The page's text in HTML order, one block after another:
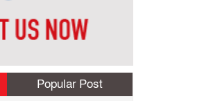
Popular Post